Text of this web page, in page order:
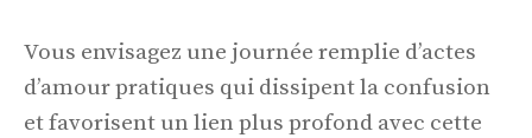
Vous envisagez une journée remplie d’actes
d’amour pratiques qui dissipent la confusion
et favorisent un lien plus profond avec cette